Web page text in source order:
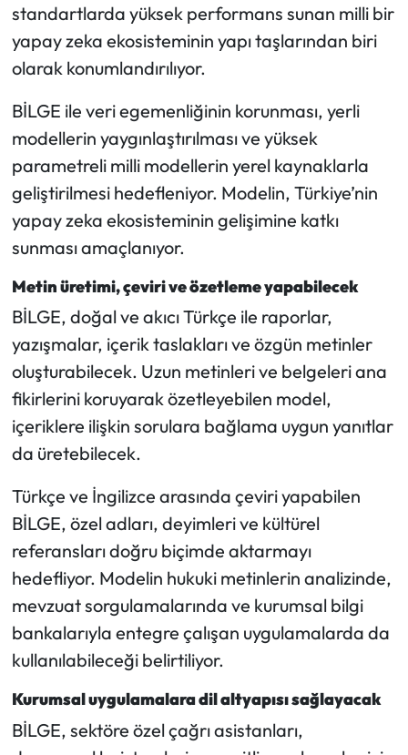
standartlarda yüksek performans sunan milli bir
yapay zeka ekosisteminin yapı taşlarından biri
olarak konumlandırılıyor.
BİLGE ile veri egemenliğinin korunması, yerli
modellerin yaygınlaştırılması ve yüksek
parametreli milli modellerin yerel kaynaklarla
geliştirilmesi hedefleniyor. Modelin, Türkiye’nin
yapay zeka ekosisteminin gelişimine katkı
sunması amaçlanıyor.
Metin üretimi, çeviri ve özetleme yapabilecek
BİLGE, doğal ve akıcı Türkçe ile raporlar,
yazışmalar, içerik taslakları ve özgün metinler
oluşturabilecek. Uzun metinleri ve belgeleri ana
fikirlerini koruyarak özetleyebilen model,
içeriklere ilişkin sorulara bağlama uygun yanıtlar
da üretebilecek.
Türkçe ve İngilizce arasında çeviri yapabilen
BİLGE, özel adları, deyimleri ve kültürel
referansları doğru biçimde aktarmayı
hedefliyor. Modelin hukuki metinlerin analizinde,
mevzuat sorgulamalarında ve kurumsal bilgi
bankalarıyla entegre çalışan uygulamalarda da
kullanılabileceği belirtiliyor.
Kurumsal uygulamalara dil altyapısı sağlayacak
BİLGE, sektöre özel çağrı asistanları,
Resmi İlan
Resmi Reklam
Sağlık
Siyaset
Spor
Sungurlu Haberleri
Turizm
Uğurludağ Haberleri
Yaşam
Yayla Haber
Yemek Tarifleri
Yerel Haberler